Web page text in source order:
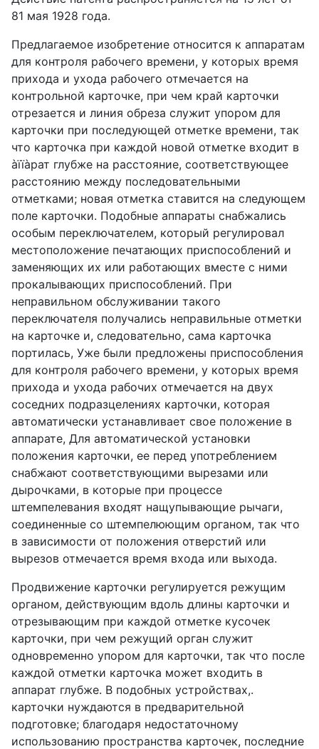
81 мая 1928 года.
Предлагаемое изобретение относится к аппаратам
для контроля рабочего времени, у которых время
прихода и ухода рабочего отмечается на
контрольной карточке, при чем край карточки
отрезается и линия обреза служит упором для
карточки при последующей отметке времени, так
что карточка при каждой новой отметке входит в
àïïàрат глубже на расстояние, соответствующее
расстоянию между последовательными
отметками; новая отметка ставится на следующем
поле карточки. Подобные аппараты снабжались
особым переключателем, который регулировал
местоположение печатающих приспособлений и
заменяющих их или работающих вместе с ними
прокалывающих приспособлений. При
неправильном обслуживании такого
переключателя получались неправильные отметки
на карточке и, следовательно, сама карточка
портилась, Уже были предложены приспособления
для контроля рабочего времени, у которых время
прихода и ухода рабочих отмечается на двух
соседних подразцелениях карточки, которая
автоматически устанавливает свое положение в
аппарате, Для автоматической установки
положения карточки, ее перед употреблением
снабжают соответствующими вырезами или
дырочками, в которые при процессе
штемпелевания входят нащупывающие рычаги,
соединенные со штемпелюющим органом, так что
в зависимости от положения отверстий или
вырезов отмечается время входа или выхода.
Продвижение карточки регулируется режущим
органом, действующим вдоль длины карточки и
отрезывающим при каждой отметке кусочек
карточки, при чем режущий орган служит
одновременно упором для карточки, так что после
каждой отметки карточка может входить в
аппарат глубже. В подобных устройствах,.
карточки нуждаются в предварительной
подготовке; благодаря недостаточному
использованию пространства карточек, последние